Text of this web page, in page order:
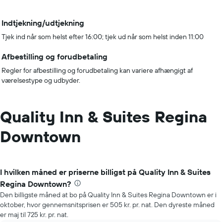
Indtjekning/udtjekning
Tjek ind når som helst efter 16:00; tjek ud når som helst inden 11:00
Afbestilling og forudbetaling
Regler for afbestilling og forudbetaling kan variere afhængigt af
værelsestype og udbyder.
Quality Inn & Suites Regina
Downtown
I hvilken måned er priserne billigst på Quality Inn & Suites
Regina Downtown?
Den billigste måned at bo på Quality Inn & Suites Regina Downtown er i
oktober, hvor gennemsnitsprisen er 505 kr. pr. nat. Den dyreste måned
er maj til 725 kr. pr. nat.